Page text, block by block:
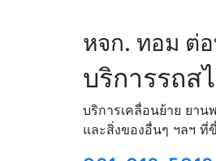
หจก. ทอม ต่
บริการรถส
บริการเคลื่อนย้าย ยาน
และสิ่งของอื่นๆ ฯลฯ ที่